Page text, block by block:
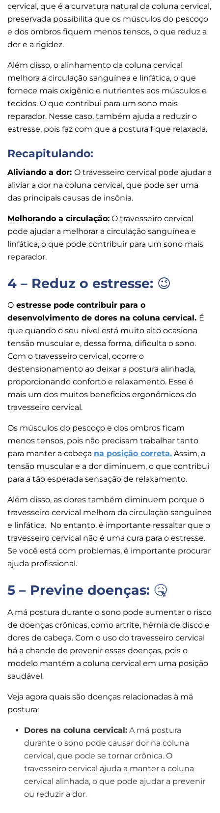
cervical, que é a curvatura natural da coluna cervical,
preservada possibilita que os músculos do pescoço
e dos ombros fiquem menos tensos, o que reduz a
dor e a rigidez.
Além disso, o alinhamento da coluna cervical
melhora a circulação sanguínea e linfática, o que
fornece mais oxigênio e nutrientes aos músculos e
tecidos. O que contribui para um sono mais
reparador. Nesse caso, também ajuda a reduzir o
estresse, pois faz com que a postura fique relaxada.
Recapitulando:
Aliviando a dor: O travesseiro cervical pode ajudar a
aliviar a dor na coluna cervical, que pode ser uma
das principais causas de insônia.
Melhorando a circulação: O travesseiro cervical
pode ajudar a melhorar a circulação sanguínea e
linfática, o que pode contribuir para um sono mais
reparador.
4 – Reduz o estresse: 😉
O estresse pode contribuir para o
desenvolvimento de dores na coluna cervical. É
que quando o seu nível está muito alto ocasiona
tensão muscular e, dessa forma, dificulta o sono.
Com o travesseiro cervical, ocorre o
destensionamento ao deixar a postura alinhada,
proporcionando conforto e relaxamento. Esse é
mais um dos muitos benefícios ergonômicos do
travesseiro cervical.
Os músculos do pescoço e dos ombros ficam
menos tensos, pois não precisam trabalhar tanto
para manter a cabeça na posição correta. Assim, a
tensão muscular e a dor diminuem, o que contribui
para a tão esperada sensação de relaxamento.
Além disso, as dores também diminuem porque o
travesseiro cervical melhora da circulação sanguínea
e linfática. No entanto, é importante ressaltar que o
travesseiro cervical não é uma cura para o estresse.
Se você está com problemas, é importante procurar
ajuda profissional.
5 – Previne doenças: 🤒
A má postura durante o sono pode aumentar o risco
de doenças crônicas, como artrite, hérnia de disco e
dores de cabeça. Com o uso do travesseiro cervical
há a chande de prevenir essas doenças, pois o
modelo mantém a coluna cervical em uma posição
saudável.
Veja agora quais são doenças relacionadas à má
postura:
Dores na coluna cervical: A má postura
durante o sono pode causar dor na coluna
cervical, que pode se tornar crônica. O
travesseiro cervical ajuda a manter a coluna
cervical alinhada, o que pode ajudar a prevenir
ou reduzir a dor.